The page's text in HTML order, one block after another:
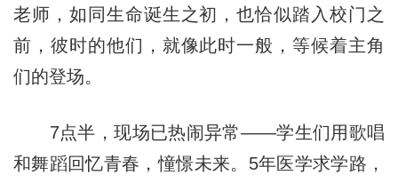
老师，如同生命诞生之初，也恰似踏入校门之
前，彼时的他们，就像此时一般，等候着主角
们的登场。
7点半，现场已热闹异常——学生们用歌唱
和舞蹈回忆青春，憧憬未来。5年医学求学路，